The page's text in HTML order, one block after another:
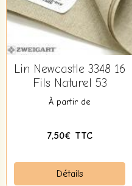
Lin Newcastle 3348 16
Fils Naturel 53
À partir de
7,50€ TTC
Détails